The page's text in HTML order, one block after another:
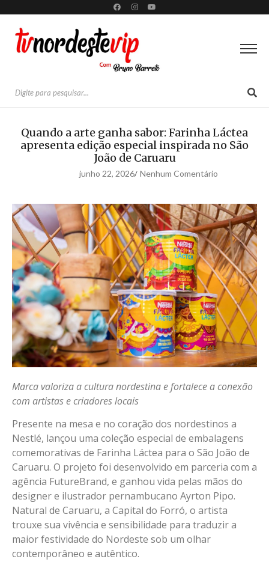
Quando a arte ganha sabor: Farinha Láctea
apresenta edição especial inspirada no São
João de Caruaru
junho 22, 2026/ Nenhum Comentário
Marca valoriza a cultura nordestina e fortalece a conexão
com artistas e criadores locais
Presente na mesa e no coração dos nordestinos a
Nestlé, lançou uma coleção especial de embalagens
comemorativas de Farinha Láctea para o São João de
Caruaru. O projeto foi desenvolvido em parceria com a
agência FutureBrand, e ganhou vida pelas mãos do
designer e ilustrador pernambucano Ayrton Pipo.
Natural de Caruaru, a Capital do Forró, o artista
trouxe sua vivência e sensibilidade para traduzir a
maior festividade do Nordeste sob um olhar
contemporâneo e autêntico.